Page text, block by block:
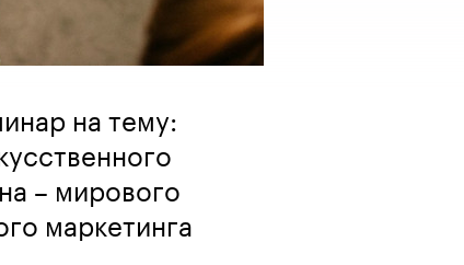
на тему:
– мирового
маркетинга